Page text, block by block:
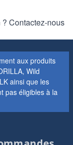
Contactez-nous
aux produits
Wild
ainsi que les
pas éligibles à la